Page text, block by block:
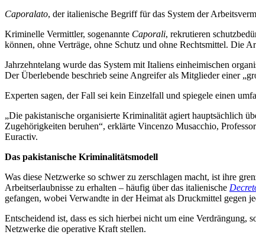
Caporalato, der italienische Begriff für das System der
Kriminelle Vermittler, sogenannte Caporali, rekrutieren
können, ohne Verträge, ohne Schutz und ohne Rechtsmittel. Die
Jahrzehntelang wurde das System mit Italiens einheimischen
Der Überlebende beschrieb seine Angreifer als Mitglieder einer
Experten sagen, der Fall sei kein Einzelfall und spiegele einen
„Die pakistanische organisierte Kriminalität agiert hauptsächlich
Zugehörigkeiten beruhen“, erklärte Vincenzo Musacchio,
Euractiv.
Das pakistanische Kriminalitätsmodell
Was diese Netzwerke so schwer zu zerschlagen macht, ist ihre
Arbeitserlaubnisse zu erhalten – häufig über das italienische
gefangen, wobei Verwandte in der Heimat als Druckmittel gegen
Entscheidend ist, dass es sich hierbei nicht um eine
Netzwerke die operative Kraft stellen.